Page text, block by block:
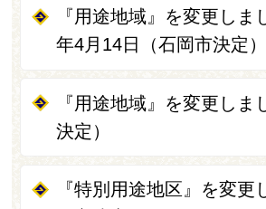
『用途地域』を変更しま
年4月14日（石岡市決定）
『用途地域』を変更しま
決定）
『特別用途地区』を変更